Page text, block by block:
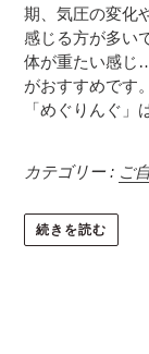
期、気圧の変化
感じる方が多い
体が重たい感じ
がおすすめです
「めぐりんぐ」
カテゴリー : ご
続きを読む